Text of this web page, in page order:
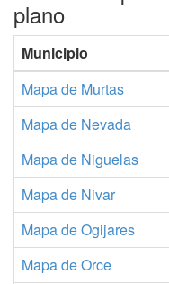
plano
Municipio
Mapa de Murtas
Mapa de Nevada
Mapa de Niguelas
Mapa de Nivar
Mapa de Ogijares
Mapa de Orce